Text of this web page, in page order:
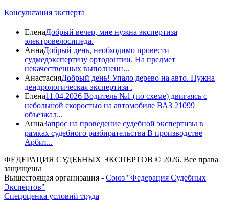
Консультация эксперта
ЕленаДобрый вечер, мне нужна экспертиза
электровелосипеда.
АннаДобрый день, необходимо провести
судмедэкспертизу ортодонтии. На предмет
некачественных выполненн...
АнастасияДобрый день! Упало дерево на авто. Нужна
дендрологическая экспертиза .
Елена11.04.2026 Водитель №1 (по схеме) двигаясь с
небольшой скоростью на автомобиле ВАЗ 21099
объезжал...
АннаЗапрос на проведение судебной экспертизы в
рамках судебного разбирательства В производстве
Арбит...
ФЕДЕРАЦИЯ СУДЕБНЫХ ЭКСПЕРТОВ © 2026. Все права
защищены
Вышестоящая организация - Союз "Федерация Судебных
Экспертов"
Спецоценка условий труда